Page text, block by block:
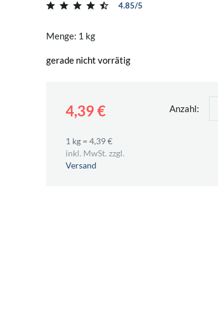
4.85/5
Menge: 1 kg
gerade nicht vorrätig
4,39 € Anzahl:
1 kg = 4,39 €
inkl. MwSt. zzgl.
Versand